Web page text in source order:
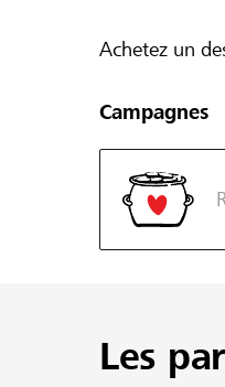
Achetez un
Campagnes
Les